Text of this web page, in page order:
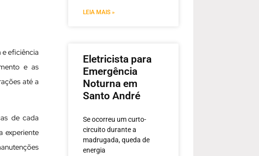
e eficiência
e as
até a
de cada
experiente
LEIA MAIS »
Eletricista para
Emergência
Noturna em
Santo André
Se ocorreu um curto-
circuito durante a
madrugada, queda de
energia